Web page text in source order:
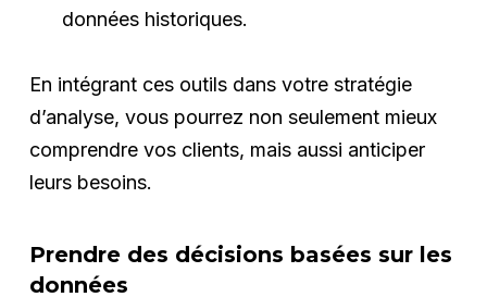
données historiques.
En intégrant ces outils dans votre stratégie
d’analyse, vous pourrez non seulement mieux
comprendre vos clients, mais aussi anticiper
leurs besoins.
Prendre des décisions basées sur les
données